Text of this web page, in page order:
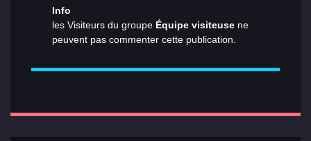
Info
les Visiteurs du groupe Équipe visiteuse ne
peuvent pas commenter cette publication.